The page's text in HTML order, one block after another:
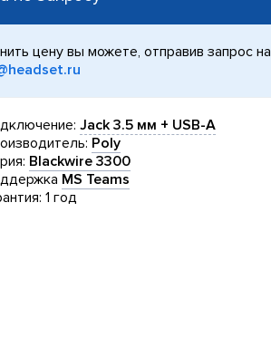
цену вы можете, отправив запрос на
Jack 3.5 мм + USB-A
Poly
Blackwire 3300
MS Teams
1 год